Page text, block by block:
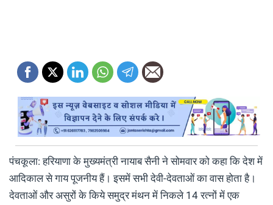
पंचकूला: हरियाणा के मुख्यमंत्री नायाब सैनी ने सोमवार को कहा कि देश में
आदिकाल से गाय पूजनीय हैं। इसमें सभी देवी-देवताओं का वास होता है।
देवताओं और असुरों के किये समुद्र मंथन में निकले 14 रत्नों में एक